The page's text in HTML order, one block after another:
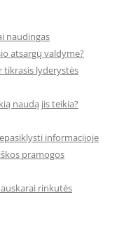
naudingas
atsargų valdyme?
tikrasis lyderystės
naudą jis teikia?
informacijoje
pramogos
rinkutės